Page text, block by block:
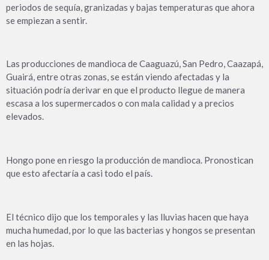
periodos de sequía, granizadas y bajas temperaturas que ahora
se empiezan a sentir.
Las producciones de mandioca de Caaguazú, San Pedro, Caazapá,
Guairá, entre otras zonas, se están viendo afectadas y la
situación podría derivar en que el producto llegue de manera
escasa a los supermercados o con mala calidad y a precios
elevados.
Hongo pone en riesgo la producción de mandioca. Pronostican
que esto afectaría a casi todo el país.
El técnico dijo que los temporales y las lluvias hacen que haya
mucha humedad, por lo que las bacterias y hongos se presentan
en las hojas.